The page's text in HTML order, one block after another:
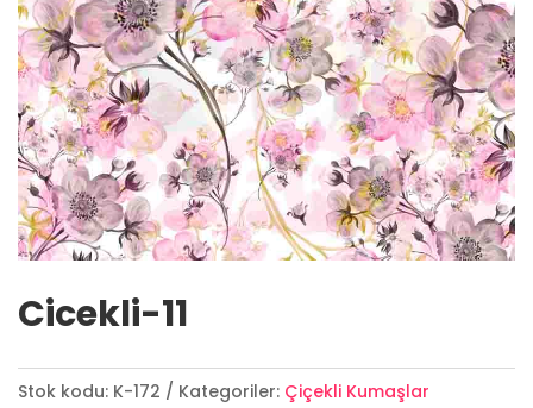
Cicekli-11
Stok kodu: K-172 Kategoriler: Çiçekli Kumaşlar